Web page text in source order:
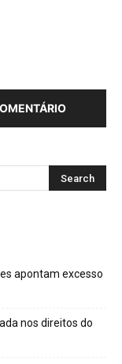
apontam excesso
nos direitos do